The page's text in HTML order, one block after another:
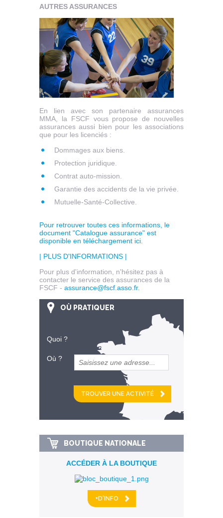
AUTRES ASSURANCES
En lien avec son partenaire assurances
MMA, la FSCF vous propose de nouvelles
assurances aussi bien pour les associations
que pour les licenciés :
Dommages aux biens.
Protection juridique.
Contrat auto-mission.
Garantie des accidents de la vie privée.
Mutuelle-Santé-Collective.
Pour retrouver toutes ces informations, le
document "Catalogue assurance" est
disponible en téléchargement ici.
| PLUS D'INFORMATIONS |
Pour plus d'information, n'hésitez pas à
contacter le service des assurances de la
FSCF - assurance@fscf.asso.fr.
OÙ PRATIQUER
Quoi ?
Où ?
et
km alentour
BOUTIQUE NATIONALE
ACCÉDER À LA BOUTIQUE
+D'INFO